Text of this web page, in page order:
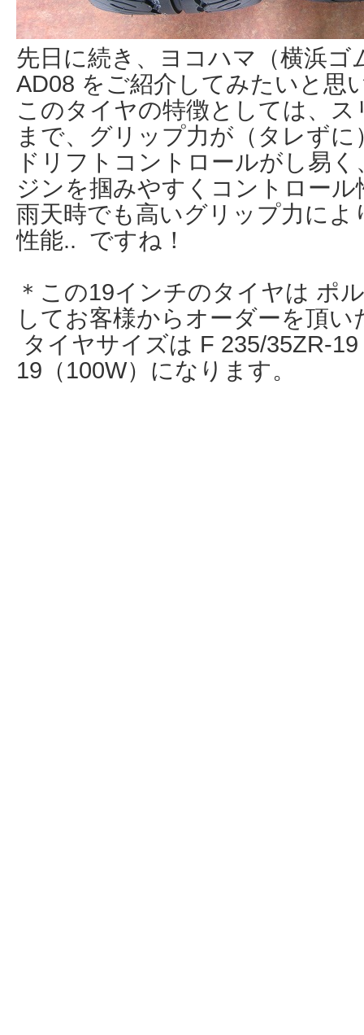
先日に続き、ヨコハマ（横浜ゴ
AD08 をご紹介してみたいと思
このタイヤの特徴としては、
まで、グリップ力が（タレず
ドリフトコントロールがし易
ジンを掴みやすくコントロー
雨天時でも高いグリップ力によ
性能.. ですね！
＊この19インチのタイヤは ポ
してお客様からオーダーを頂い
タイヤサイズは F 235/35ZR-
19（100W）になります。